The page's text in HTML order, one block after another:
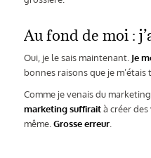
Au fond de moi :
Oui, je le sais maintenant. Je
bonnes raisons que je
Comme je venais du
marketing suffiraità créer des
même. Grosse erreur.